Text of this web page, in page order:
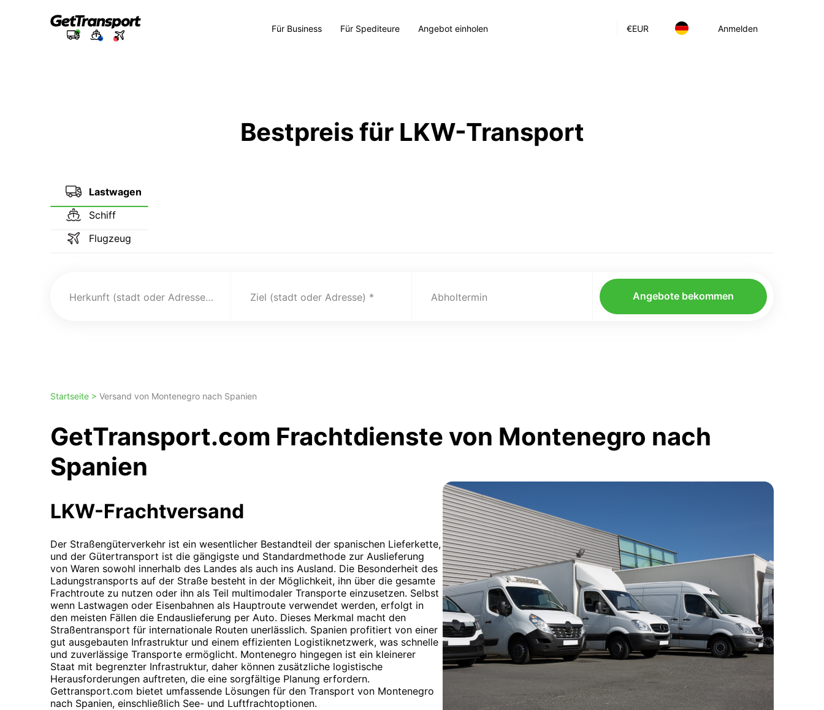
€EUR Anmelden
Für Business Für Spediteure Angebot einholen
Bestpreis für LKW-Transport
Lastwagen
Schiff
Flugzeug
Herkunft (stadt oder Adresse) Ziel (stadt oder Adresse) Abholtermin Angebote bekommen
Startseite > Versand von Montenegro nach Spanien
GetTransport.com Frachtdienste von Montenegro nach
Spanien
LKW-Frachtversand
Der Straßengüterverkehr ist ein wesentlicher Bestandteil der spanischen Lieferkette,
und der Gütertransport ist die gängigste und Standardmethode zur Auslieferung
von Waren sowohl innerhalb des Landes als auch ins Ausland. Die Besonderheit des
Ladungstransports auf der Straße besteht in der Möglichkeit, ihn über die gesamte
Frachtroute zu nutzen oder ihn als Teil multimodaler Transporte einzusetzen. Selbst
wenn Lastwagen oder Eisenbahnen als Hauptroute verwendet werden, erfolgt in
den meisten Fällen die Endauslieferung per Auto. Dieses Merkmal macht den
Straßentransport für internationale Routen unerlässlich. Spanien profitiert von einer
gut ausgebauten Infrastruktur und einem effizienten Logistiknetzwerk, was schnelle
und zuverlässige Transporte ermöglicht. Montenegro hingegen ist ein kleinerer
Staat mit begrenzter Infrastruktur, daher können zusätzliche logistische
Herausforderungen auftreten, die eine sorgfältige Planung erfordern.
Gettransport.com bietet umfassende Lösungen für den Transport von Montenegro
nach Spanien, einschließlich See- und Luftfrachtoptionen.